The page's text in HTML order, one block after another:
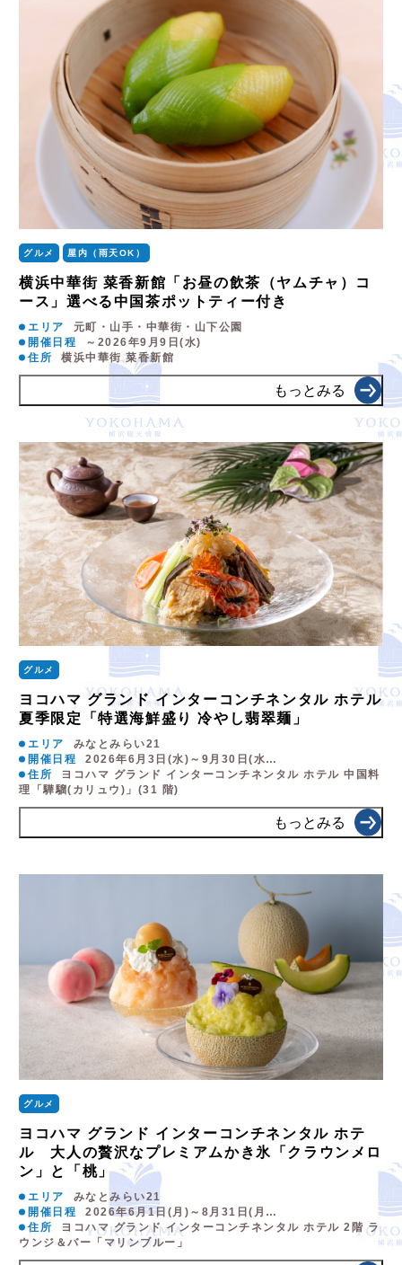
グルメ 屋内（雨天OK）
横浜中華街 菜香新館「お昼の飲茶（ヤムチャ）コ
ース」選べる中国茶ポットティー付き
エリア
元町・山手・中華街・山下公園
開催日程
～2026年9月9日(水)
住所
横浜中華街 菜香新館
もっとみる
グルメ
ヨコハマ グランド インターコンチネンタル ホテル
夏季限定「特選海鮮盛り 冷やし翡翠麺」
エリア
みなとみらい21
開催日程
2026年6月3日(水)～9月30日(水…
住所
ヨコハマ グランド インターコンチネンタル ホテル 中国料
理「驊騮(カリュウ)」(31 階)
もっとみる
グルメ
ヨコハマ グランド インターコンチネンタル ホテ
ル 大人の贅沢なプレミアムかき氷「クラウンメロ
ン」と「桃」
エリア
みなとみらい21
開催日程
2026年6月1日(月)～8月31日(月…
住所
ヨコハマ グランド インターコンチネンタル ホテル 2階 ラ
ウンジ＆バー「マリンブルー」